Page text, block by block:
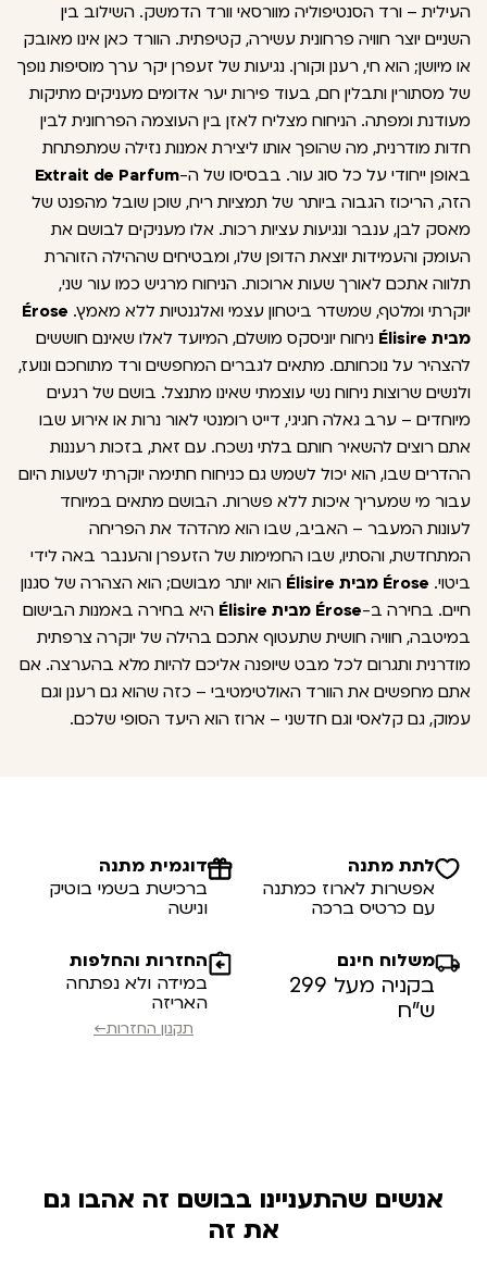
העילית – ורד הסנטיפוליה מוורסאי וורד הדמשק. השילוב בין
השניים יוצר חוויה פרחונית עשירה, קטיפתית. הוורד כאן אינו מאובק
או מיושן; הוא חי, רענן וקורן. נגיעות של זעפרן יקר ערך מוסיפות נופך
של מסתורין ותבלין חם, בעוד פירות יער אדומים מעניקים מתיקות
מעודנת ומפתה. הניחוח מצליח לאזן בין העוצמה הפרחונית לבין
חדות מודרנית, מה שהופך אותו ליצירת אמנות נזילה שמתפתחת
באופן ייחודי על כל סוג עור. בבסיסו של ה-Extrait de Parfum
הזה, הריכוז הגבוה ביותר של תמציות ריח, שוכן שובל מהפנט של
מאסק לבן, ענבר ונגיעות עציות רכות. אלו מעניקים לבושם את
העומק והעמידות יוצאת הדופן שלו, ומבטיחים שההילה הזוהרת
תלווה אתכם לאורך שעות ארוכות. הניחוח מרגיש כמו עור שני,
יוקרתי ומלטף, שמשדר ביטחון עצמי ואלגנטיות ללא מאמץ. Érose
מבית Élisire
ניחוח יוניסקס מושלם, המיועד לאלו שאינם חוששים
להצהיר על נוכחותם. מתאים לגברים המחפשים ורד מתוחכם ונועז,
ולנשים שרוצות ניחוח נשי עוצמתי שאינו מתנצל. בושם של רגעים
מיוחדים – ערב גאלה חגיגי, דייט רומנטי לאור נרות או אירוע שבו
אתם רוצים להשאיר חותם בלתי נשכח. עם זאת, בזכות רעננות
ההדרים שבו, הוא יכול לשמש גם כניחוח חתימה יוקרתי לשעות היום
עבור מי שמעריך איכות ללא פשרות. הבושם מתאים במיוחד
לעונות המעבר – האביב, שבו הוא מהדהד את הפריחה
המתחדשת, והסתיו, שבו החמימות של הזעפרן והענבר באה לידי
ביטוי. Érose מבית Élisire
הוא יותר מבושם; הוא הצהרה של סגנון
חיים. בחירה ב-Érose מבית Élisire
היא בחירה באמנות הבישום
במיטבה, חוויה חושית שתעטוף אתכם בהילה של יוקרה צרפתית
מודרנית ותגרום לכל מבט שיופנה אליכם להיות מלא בהערצה. אם
אתם מחפשים את הוורד האולטימטיבי – כזה שהוא גם רענן וגם
עמוק, גם קלאסי וגם חדשני – ארוז הוא היעד הסופי שלכם.
לתת מתנה
אפשרות לארוז כמתנה
עם כרטיס ברכה
דוגמית מתנה
ברכישת בשמי בוטיק
ונישה
משלוח חינם
בקניה מעל 299
ש”ח
החזרות והחלפות
במידה ולא נפתחה
האריזה
תקנון החזרות←
אנשים שהתעניינו בבושם זה אהבו גם
את זה